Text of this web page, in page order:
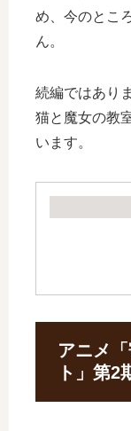
め、今のとこ
ん。
続編ではあり
猫と魔女の教
います。
アニメ
ト」第2